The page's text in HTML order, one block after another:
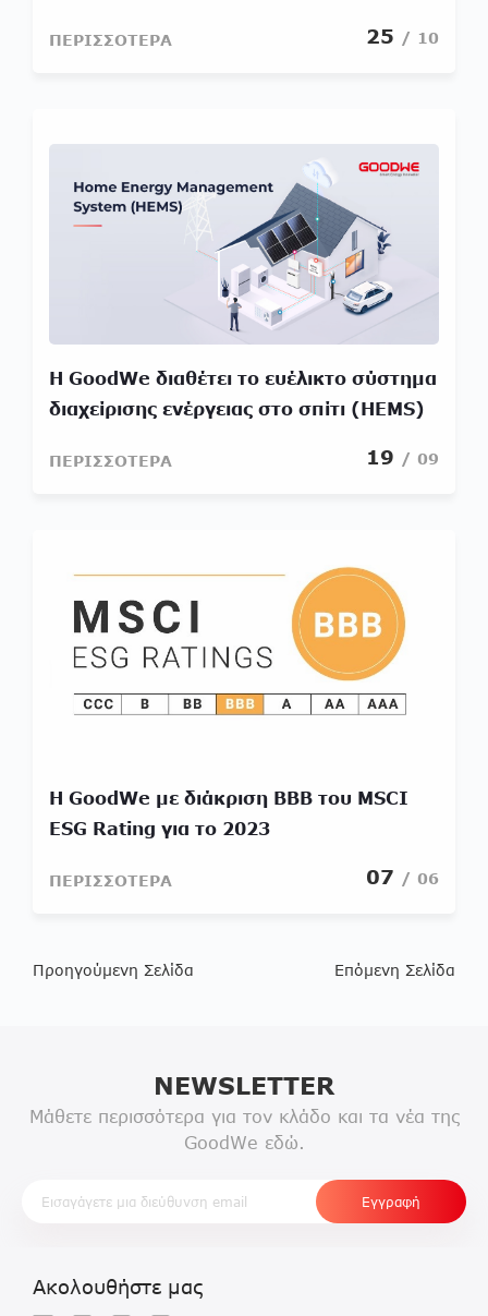
διαχείριση της ηλιακής ενέργειας
ΠΕΡΙΣΣΟΤΕΡΑ 25 / 10
Η GoodWe διαθέτει το ευέλικτο σύστημα
διαχείρισης ενέργειας στο σπίτι (HEMS)
δυναμικών ενεργειακών αναγκών της
ΠΕΡΙΣΣΟΤΕΡΑ 19 / 09
Η GoodWe με διάκριση BBB του MSCI
ESG Rating για το 2023
ΠΕΡΙΣΣΟΤΕΡΑ 07 / 06
Προηγούμενη Σελίδα Επόμενη Σελίδα
NEWSLETTER
Μάθετε περισσότερα για τον κλάδο και τα νέα της
GoodWe εδώ.
Ακολουθήστε μας